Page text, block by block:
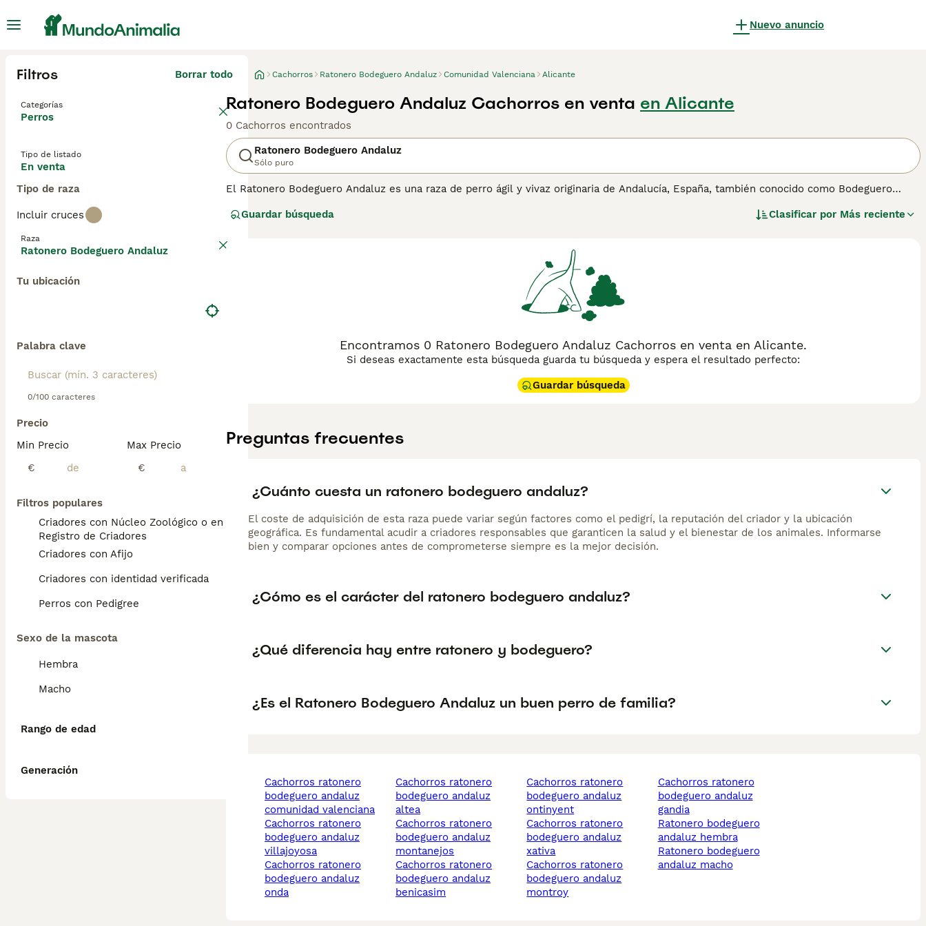
Nuevo anuncio
Filtros Borrar todo
Categorías
Perros
Tipo de listado
En venta
Tipo de raza
Incluir cruces
Raza
Ratonero Bodeguero Andaluz
Tu ubicación
Palabra clave
0/100 caracteres
Precio
Min Precio
€
Max Precio
€
Filtros populares
Criadores con Núcleo Zoológico o en el
Registro de Criadores
Criadores con Afijo
Criadores con identidad verificada
Perros con Pedigree
Sexo de la mascota
Hembra
Macho
Rango de edad
Generación
Cachorros Ratonero Bodeguero Andaluz Comunidad Valenciana Alicante
Ratonero Bodeguero Andaluz Cachorros en venta en Alicante
0 Cachorros encontrados
Ratonero Bodeguero Andaluz
Sólo puro
El Ratonero Bodeguero Andaluz es una raza de perro ágil y vivaz originaria de Andalucía, España, también conocido como Bodeguero
De tamaño mediano y cuerpo esbelto, tiene un carácter enérgico y juguetón, lo que lo convierte en un excelente compañero para
siempre que reciba suficiente ejercicio y estimulación.
Guardar búsqueda Clasificar por Más reciente
Encontramos 0 Ratonero Bodeguero Andaluz Cachorros en venta en Alicante.
Si deseas exactamente esta búsqueda guarda tu búsqueda y espera el resultado perfecto:
Guardar búsqueda
Preguntas frecuentes
¿Cuánto cuesta un ratonero bodeguero andaluz?
El coste de adquisición de esta raza puede variar según factores como el pedigrí, la reputación del criador y la ubicación
geográfica. Es fundamental acudir a criadores responsables que garanticen la salud y el bienestar de los animales. Informarse
bien y comparar opciones antes de comprometerse siempre es la mejor decisión.
¿Cómo es el carácter del ratonero bodeguero andaluz?
¿Qué diferencia hay entre ratonero y bodeguero?
¿Es el Ratonero Bodeguero Andaluz un buen perro de familia?
cachorros ratonero
bodeguero andaluz
comunidad valenciana
cachorros ratonero
bodeguero andaluz
villajoyosa
cachorros ratonero
bodeguero andaluz
onda
cachorros ratonero
bodeguero andaluz
altea
cachorros ratonero
bodeguero andaluz
montanejos
cachorros ratonero
bodeguero andaluz
benicasim
cachorros ratonero
bodeguero andaluz
ontinyent
cachorros ratonero
bodeguero andaluz
xativa
cachorros ratonero
bodeguero andaluz
montroy
cachorros ratonero
bodeguero andaluz
gandia
ratonero bodeguero
andaluz hembra
ratonero bodeguero
andaluz macho